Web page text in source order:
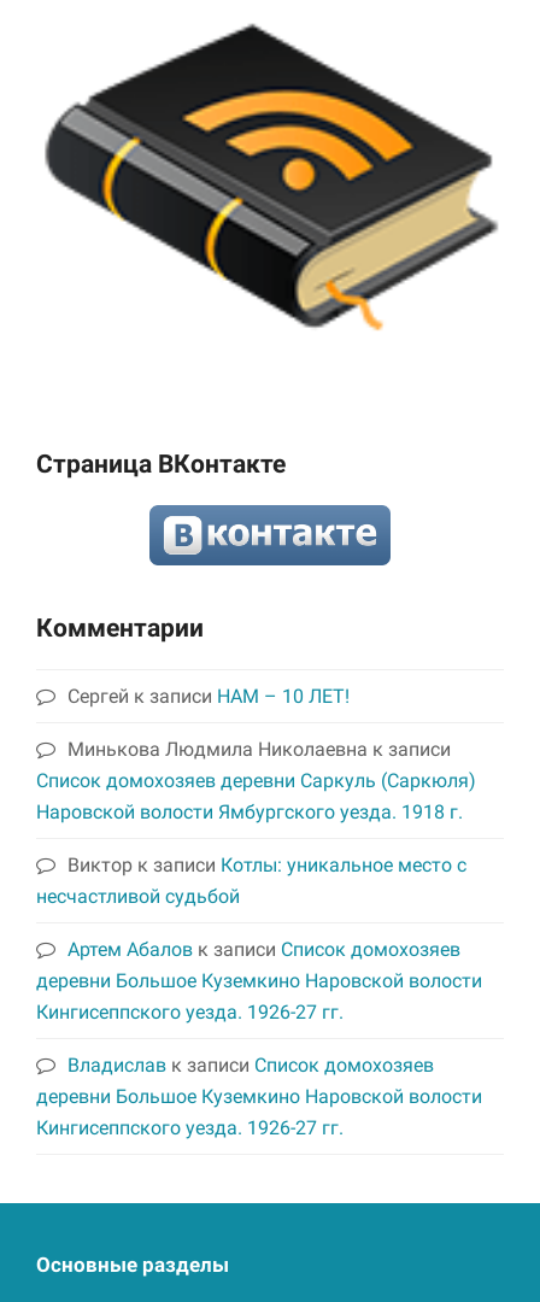
Страница ВКонтакте
Комментарии
Сергей к записи НАМ – 10 ЛЕТ!
Минькова Людмила Николаевна к записи
Список домохозяев деревни Саркуль (Саркюля)
Наровской волости Ямбургского уезда. 1918 г.
Виктор к записи Котлы: уникальное место с
несчастливой судьбой
Артем Абалов к записи Список домохозяев
деревни Большое Куземкино Наровской волости
Кингисеппского уезда. 1926-27 гг.
Владислав к записи Список домохозяев
деревни Большое Куземкино Наровской волости
Кингисеппского уезда. 1926-27 гг.
Основные разделы